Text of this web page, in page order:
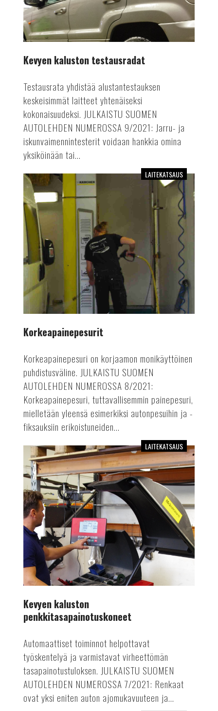
Kevyen kaluston testausradat
Testausrata yhdistää alustantestauksen
keskeisimmät laitteet yhtenäiseksi
kokonaisuudeksi. JULKAISTU SUOMEN
AUTOLEHDEN NUMEROSSA 9/2021: Jarru- ja
iskunvaimennintesterit voidaan hankkia omina
yksiköinään tai...
Korkeapainepesurit LAITEKATSAUS
Korkeapainepesurit
Korkeapainepesuri on korjaamon monikäyttöinen
puhdistusväline. JULKAISTU SUOMEN
AUTOLEHDEN NUMEROSSA 8/2021:
Korkeapainepesuri, tuttavallisemmin painepesuri,
mielletään yleensä esimerkiksi autonpesuihin ja -
fiksauksiin erikoistuneiden...
Kevyen
kaluston
penkkitasapainotuskoneet
LAITEKATSAUS
Kevyen kaluston
penkkitasapainotuskoneet
Automaattiset toiminnot helpottavat
työskentelyä ja varmistavat virheettömän
tasapainotustuloksen. JULKAISTU SUOMEN
AUTOLEHDEN NUMEROSSA 7/2021: Renkaat
ovat yksi eniten auton ajomukavuuteen ja...